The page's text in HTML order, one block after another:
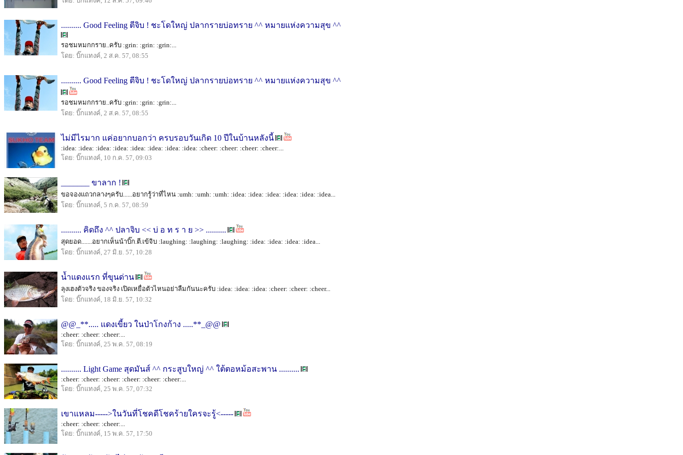
.......... Good Feeling ตีจิบ ! ชะโดใหญ่ ปลากรายบ่อทราย ^^ หมายแห่งความสุข ^^
รอชมหมกกราย..ครับ :grin: :grin: :grin:...
โดย: บิ๊กแทงค์, 2 ส.ค. 57, 08:55
.......... Good Feeling ตีจิบ ! ชะโดใหญ่ ปลากรายบ่อทราย ^^ หมายแห่งความสุข ^^
รอชมหมกกราย..ครับ :grin: :grin: :grin:...
โดย: บิ๊กแทงค์, 2 ส.ค. 57, 08:55
ไม่มีไรมาก แค่อยากบอกว่า ครบรอบวันเกิด 10 ปีในบ้านหลังนี้
:idea: :idea: :idea: :idea: :idea: :idea: :idea: :idea: :cheer: :cheer: :cheer: :cheer:...
โดย: บิ๊กแทงค์, 10 ก.ค. 57, 09:03
_______ ขาลาก !
ขอจองแถวกลางๆครับ......อยากรู้ว่าที่ไหน :umh: :umh: :umh: :idea: :idea: :idea: :idea: :idea: :idea...
โดย: บิ๊กแทงค์, 5 ก.ค. 57, 08:59
.......... คิดถึง ^^ ปลาจิบ << บ่ อ ท ร า ย >> ..........
สุดยอด.......อยากเห็นน้าบิ๊ก.ตี.เข้จิบ :laughing: :laughing: :laughing: :idea: :idea: :idea: :idea...
โดย: บิ๊กแทงค์, 27 มิ.ย. 57, 10:28
น้ำแดงแรก ที่ขุนด่าน
ลุงเฮงตัวจริง ของจริง เปิดเหยื่อตัวไหนอย่าลืมกันนะครับ :idea: :idea: :idea: :cheer: :cheer: :cheer...
โดย: บิ๊กแทงค์, 18 มิ.ย. 57, 10:32
@@_**..... แดงเขี้ยว ในป่าโกงก้าง .....**_@@
:cheer: :cheer: :cheer:...
โดย: บิ๊กแทงค์, 25 พ.ค. 57, 08:19
.......... Light Game สุดมันส์ ^^ กระสูบใหญ่ ^^ ใต้ตอหม้อสะพาน ..........
:cheer: :cheer: :cheer: :cheer: :cheer: :cheer:...
โดย: บิ๊กแทงค์, 25 พ.ค. 57, 07:32
เขาแหลม----->ในวันที่โชคดีโชคร้ายใครจะรู้<-----
:cheer: :cheer: :cheer:...
โดย: บิ๊กแทงค์, 15 พ.ค. 57, 17:50